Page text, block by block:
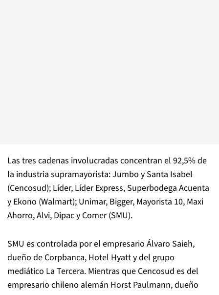
Las tres cadenas involucradas concentran el 92,5% de
la industria supramayorista: Jumbo y Santa Isabel
(Cencosud); Líder, Líder Express, Superbodega Acuenta
y Ekono (Walmart); Unimar, Bigger, Mayorista 10, Maxi
Ahorro, Alvi, Dipac y Comer (SMU).
SMU es controlada por el empresario Álvaro Saieh,
dueño de Corpbanca, Hotel Hyatt y del grupo
mediático La Tercera. Mientras que Cencosud es del
empresario chileno alemán Horst Paulmann, dueño